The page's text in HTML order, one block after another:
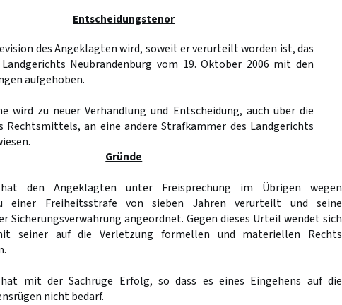
Entscheidungstenor
des Angeklagten wird, soweit er verurteilt worden ist, das
Neubrandenburg vom 19. Oktober 2006 mit den
aufgehoben.
wird zu neuer Verhandlung und Entscheidung, auch über die
Rechtsmittels, an eine andere Strafkammer des Landgerichts
Gründe
den Angeklagten unter Freisprechung im Übrigen wegen
einer Freiheitsstrafe von sieben Jahren verurteilt und seine
Sicherungsverwahrung angeordnet. Gegen dieses Urteil wendet sich
seiner auf die Verletzung formellen und materiellen Rechts
mit der Sachrüge Erfolg, so dass es eines Eingehens auf die
nicht bedarf.